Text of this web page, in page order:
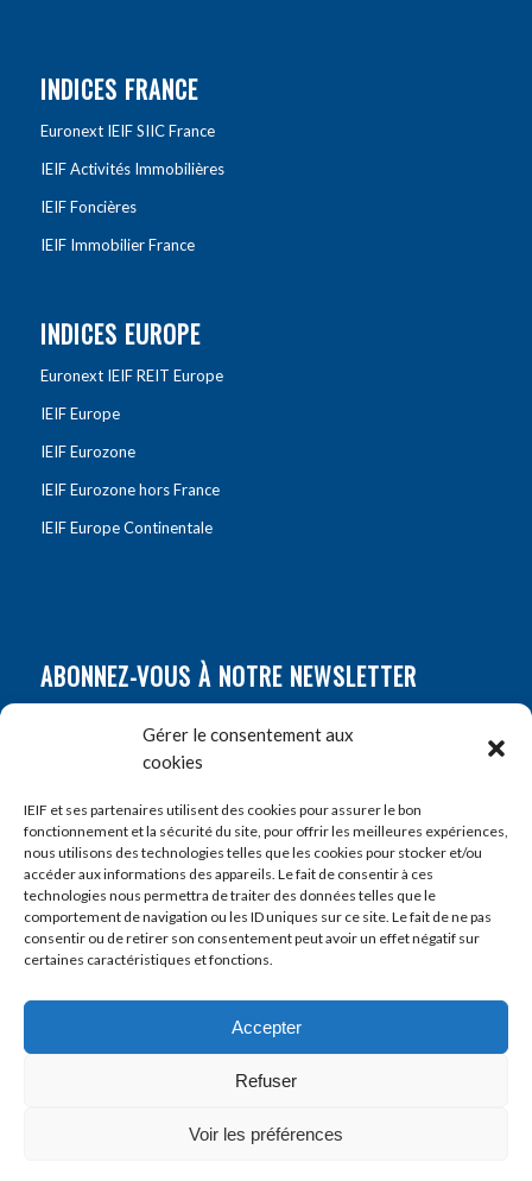
Gérer le consentement aux
cookies
IEIF et ses partenaires utilisent des cookies pour assurer le bon
fonctionnement et la sécurité du site, pour offrir les meilleures expériences,
nous utilisons des technologies telles que les cookies pour stocker et/ou
accéder aux informations des appareils. Le fait de consentir à ces
technologies nous permettra de traiter des données telles que le
comportement de navigation ou les ID uniques sur ce site. Le fait de ne pas
consentir ou de retirer son consentement peut avoir un effet négatif sur
certaines caractéristiques et fonctions.
Accepter
Refuser
Voir les préférences
INDICES FRANCE
Euronext IEIF SIIC France
IEIF Activités Immobilières
IEIF Foncières
IEIF Immobilier France
INDICES EUROPE
Euronext IEIF REIT Europe
IEIF Europe
IEIF Eurozone
IEIF Eurozone hors France
IEIF Europe Continentale
ABONNEZ-VOUS À NOTRE NEWSLETTER
Prénom*
E-mail*